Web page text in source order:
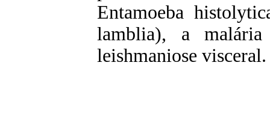
Entamoeba
lamblia), a malária
leishmaniose visceral.